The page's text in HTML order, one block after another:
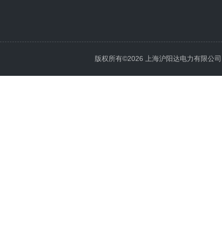
版权所有©2026 上海沪阳达电力有限公